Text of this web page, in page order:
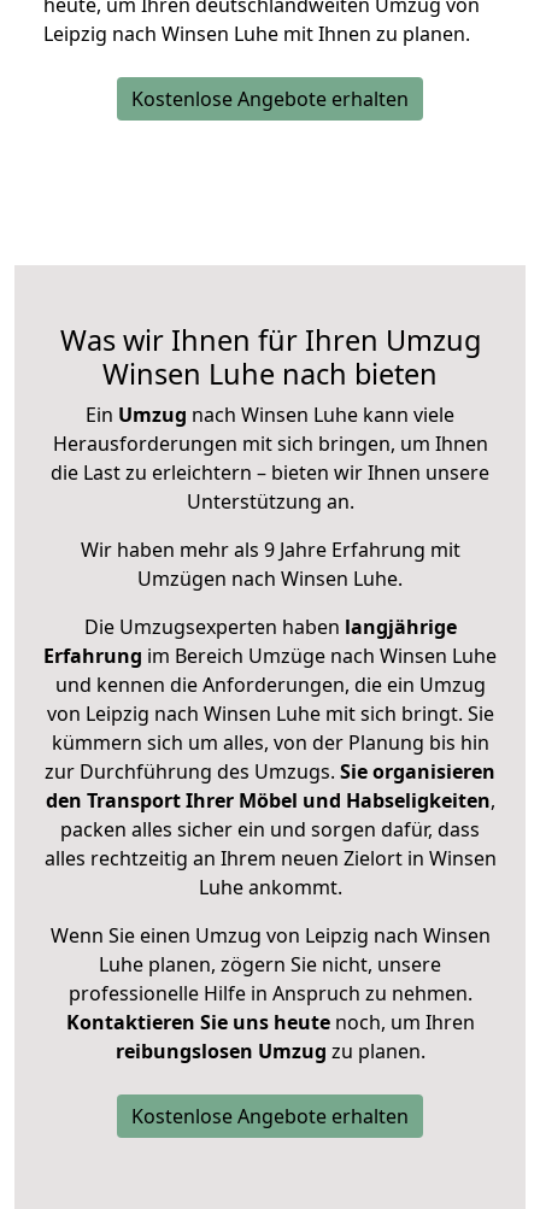
Leipzig nach Winsen Luhe mit Ihnen zu planen.
Kostenlose Angebote erhalten
Was wir Ihnen für Ihren Umzug
Winsen Luhe nach bieten
Ein Umzug nach Winsen Luhe kann viele
Herausforderungen mit sich bringen, um Ihnen
die Last zu erleichtern – bieten wir Ihnen unsere
Unterstützung an.
Wir haben mehr als 9 Jahre Erfahrung mit
Umzügen nach Winsen Luhe.
Die Umzugsexperten haben langjährige
Erfahrung im Bereich Umzüge nach Winsen Luhe
und kennen die Anforderungen, die ein Umzug
von Leipzig nach Winsen Luhe mit sich bringt. Sie
kümmern sich um alles, von der Planung bis hin
zur Durchführung des Umzugs. Sie organisieren
den Transport Ihrer Möbel und Habseligkeiten,
packen alles sicher ein und sorgen dafür, dass
alles rechtzeitig an Ihrem neuen Zielort in Winsen
Luhe ankommt.
Wenn Sie einen Umzug von Leipzig nach Winsen
Luhe planen, zögern Sie nicht, unsere
professionelle Hilfe in Anspruch zu nehmen.
Kontaktieren Sie uns heutenoch, um Ihren
reibungslosen Umzug zu planen.
Kostenlose Angebote erhalten